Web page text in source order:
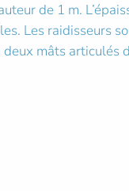
de 1 m.
Les raidisseurs
mâts articulés